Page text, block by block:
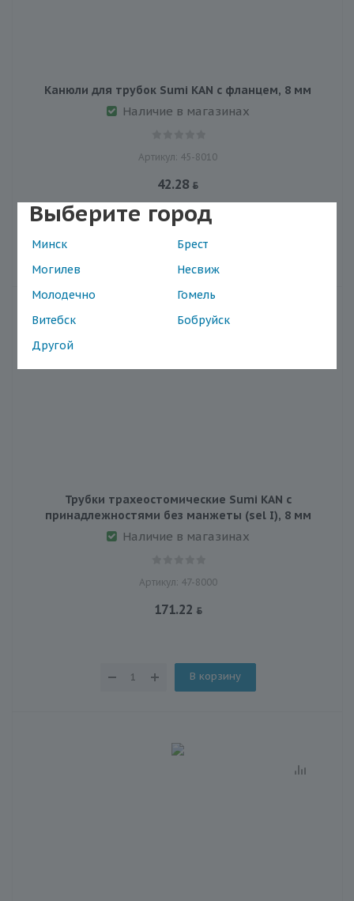
Выберите город
Минск
Брест
Могилев
Несвиж
Молодечно
Гомель
Витебск
Бобруйск
Другой
Канюли для трубок Sumi KAN с фланцем, 8 мм
Наличие в магазинах
Артикул: 45-8010
42.28
В корзину
Трубки трахеостомические Sumi KAN с
принадлежностями без манжеты (sel I), 8 мм
Наличие в магазинах
Артикул: 47-8000
171.22
В корзину